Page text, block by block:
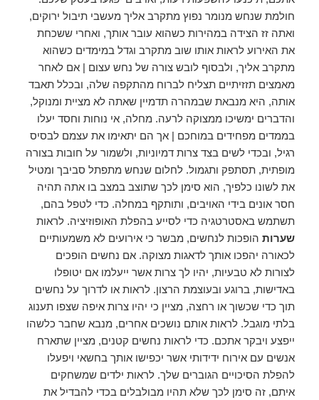
חולמת שנחש מנומר נפוץ מתקרב אליך מעשבי תיבול ירוקים,
ואתה זז הצידה במהירות כשהוא עובר אותך, ואחרי ששכחת
את האירוע לראות אותו שוב מתקרב וגדל במימדים כשהוא
מתקרב אליך, ולבסוף לובש צורה של נחש עצום | אם לאחר
מאמצים תזזיתיים תצליח לברוח מהתקפה שלה, ובכלל תאבד
אותה, היא מנבאת שבמהרה תדמיין שאתה לא מציית ומנוקל,
והדברים ימשיכו ממצוקה לרעה. מחלה, אי נוחות וחסד יעלו
בממדים מפחידים במוחכם | אך הם יתאימו את עצמם לבסיס
רגיל, ובכדי לשים בצד צרות דמיוניות, ולשמור על חובות בצורה
מופתית, תסתפק ותגמול. לחלום שנחש מתפתל סביבך ומטיל
את לשונו כלפיך, הוא סימן לכך שתוצב במצב בו אתה תהיה
חסר אונים בידי האויבים, ותותקף במחלה. כדי לטפל בהם,
תשתמש באסטרטגיה כדי לסייע בהפלת האופוזיציה. לראות
שערות הופכות לנחשים, מבשר כי אירועים לא משמעותיים
לכאורה יהפכו אותך לדאגות מצוקה. אם נחשים הופכים
לצורות לא טבעיות, יהיו לך צרות אשר ייעלמו אם יטופלו
באדישות, ברוגע ובעוצמת הרצון. לראות או לדרוך על נחשים
תוך כדי שכשוך או רחצה, מציין כי יהיו צרות איפה שצפו תענוג
בלתי מוגבל. לראות אותם נושכים אחרים, מנבא שחבר כלשהו
ייפצע ויבקר אתכם. כדי לראות נחשים קטנים, מציין שתארח
אנשים עם אירוח ידידותי אשר יכפישו אותך בחשאי ויפעלו
להפלת הסיכויים הגוברים שלך. לראות ילדים שמשחקים
איתם, זה סימן לכך שלא תהיו מבולבלים בכדי להבדיל את